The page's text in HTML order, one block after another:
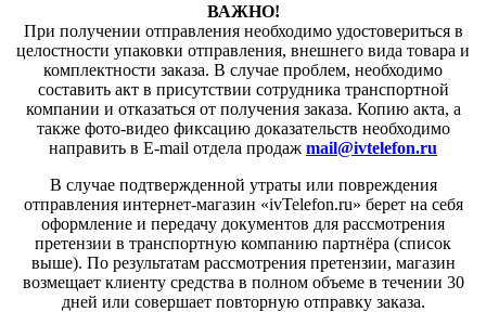
ВАЖНО!
При получении отправления необходимо удостовериться в
целостности упаковки отправления, внешнего вида товара и
комплектности заказа. В случае проблем, необходимо
составить акт в присутствии сотрудника транспортной
компании и отказаться от получения заказа. Копию акта, а
также фото-видео фиксацию доказательств необходимо
направить в E-mail отдела продаж mail@ivtelefon.ru
В случае подтвержденной утраты или повреждения
отправления интернет-магазин «ivTelefon.ru» берет на себя
оформление и передачу документов для рассмотрения
претензии в транспортную компанию партнёра (список
выше). По результатам рассмотрения претензии, магазин
возмещает клиенту средства в полном объеме в течении 30
дней или совершает повторную отправку заказа.